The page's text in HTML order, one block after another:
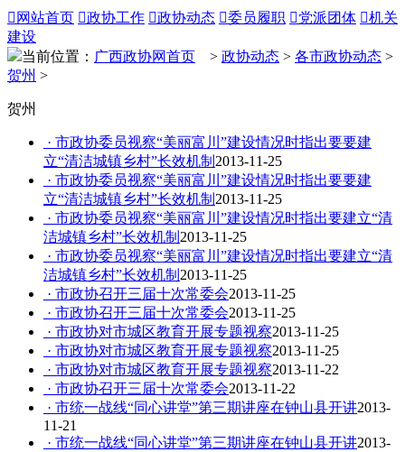
 网站首页 政协工作 政协动态 委员履职 党派团体 机关
建设
当前位置： 广西政协网首页 > 政协动态 > 各市政协动态 >
贺州 >
贺州
· 市政协委员视察“美丽富川”建设情况时指出要要建
立“清洁城镇乡村”长效机制 2013-11-25
· 市政协委员视察“美丽富川”建设情况时指出要要建
立“清洁城镇乡村”长效机制 2013-11-25
· 市政协委员视察“美丽富川”建设情况时指出要建立“清
洁城镇乡村”长效机制 2013-11-25
· 市政协委员视察“美丽富川”建设情况时指出要建立“清
洁城镇乡村”长效机制 2013-11-25
· 市政协召开三届十次常委会2013-11-25
· 市政协召开三届十次常委会2013-11-25
· 市政协对市城区教育开展专题视察2013-11-25
· 市政协对市城区教育开展专题视察2013-11-25
· 市政协对市城区教育开展专题视察2013-11-22
· 市政协召开三届十次常委会2013-11-22
· 市统一战线“同心讲堂”第三期讲座在钟山县开讲2013-
11-21
· 市统一战线“同心讲堂”第三期讲座在钟山县开讲2013-